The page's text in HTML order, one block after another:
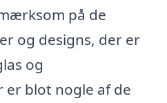
på de
og designs, der er
og
blot nogle af de